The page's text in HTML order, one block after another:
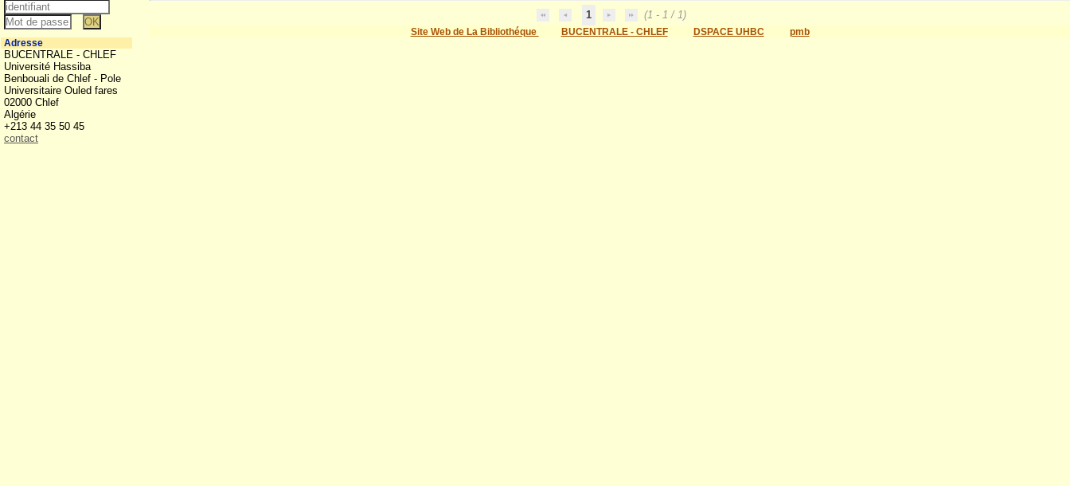
1
(1 - 1 / 1)
Site Web de La Bibliothéque BUCENTRALE - CHLEF DSPACE UHBC pmb
Adresse
BUCENTRALE - CHLEF
Université Hassiba
Benbouali de Chlef - Pole
Universitaire Ouled fares
02000 Chlef
Algérie
+213 44 35 50 45
contact